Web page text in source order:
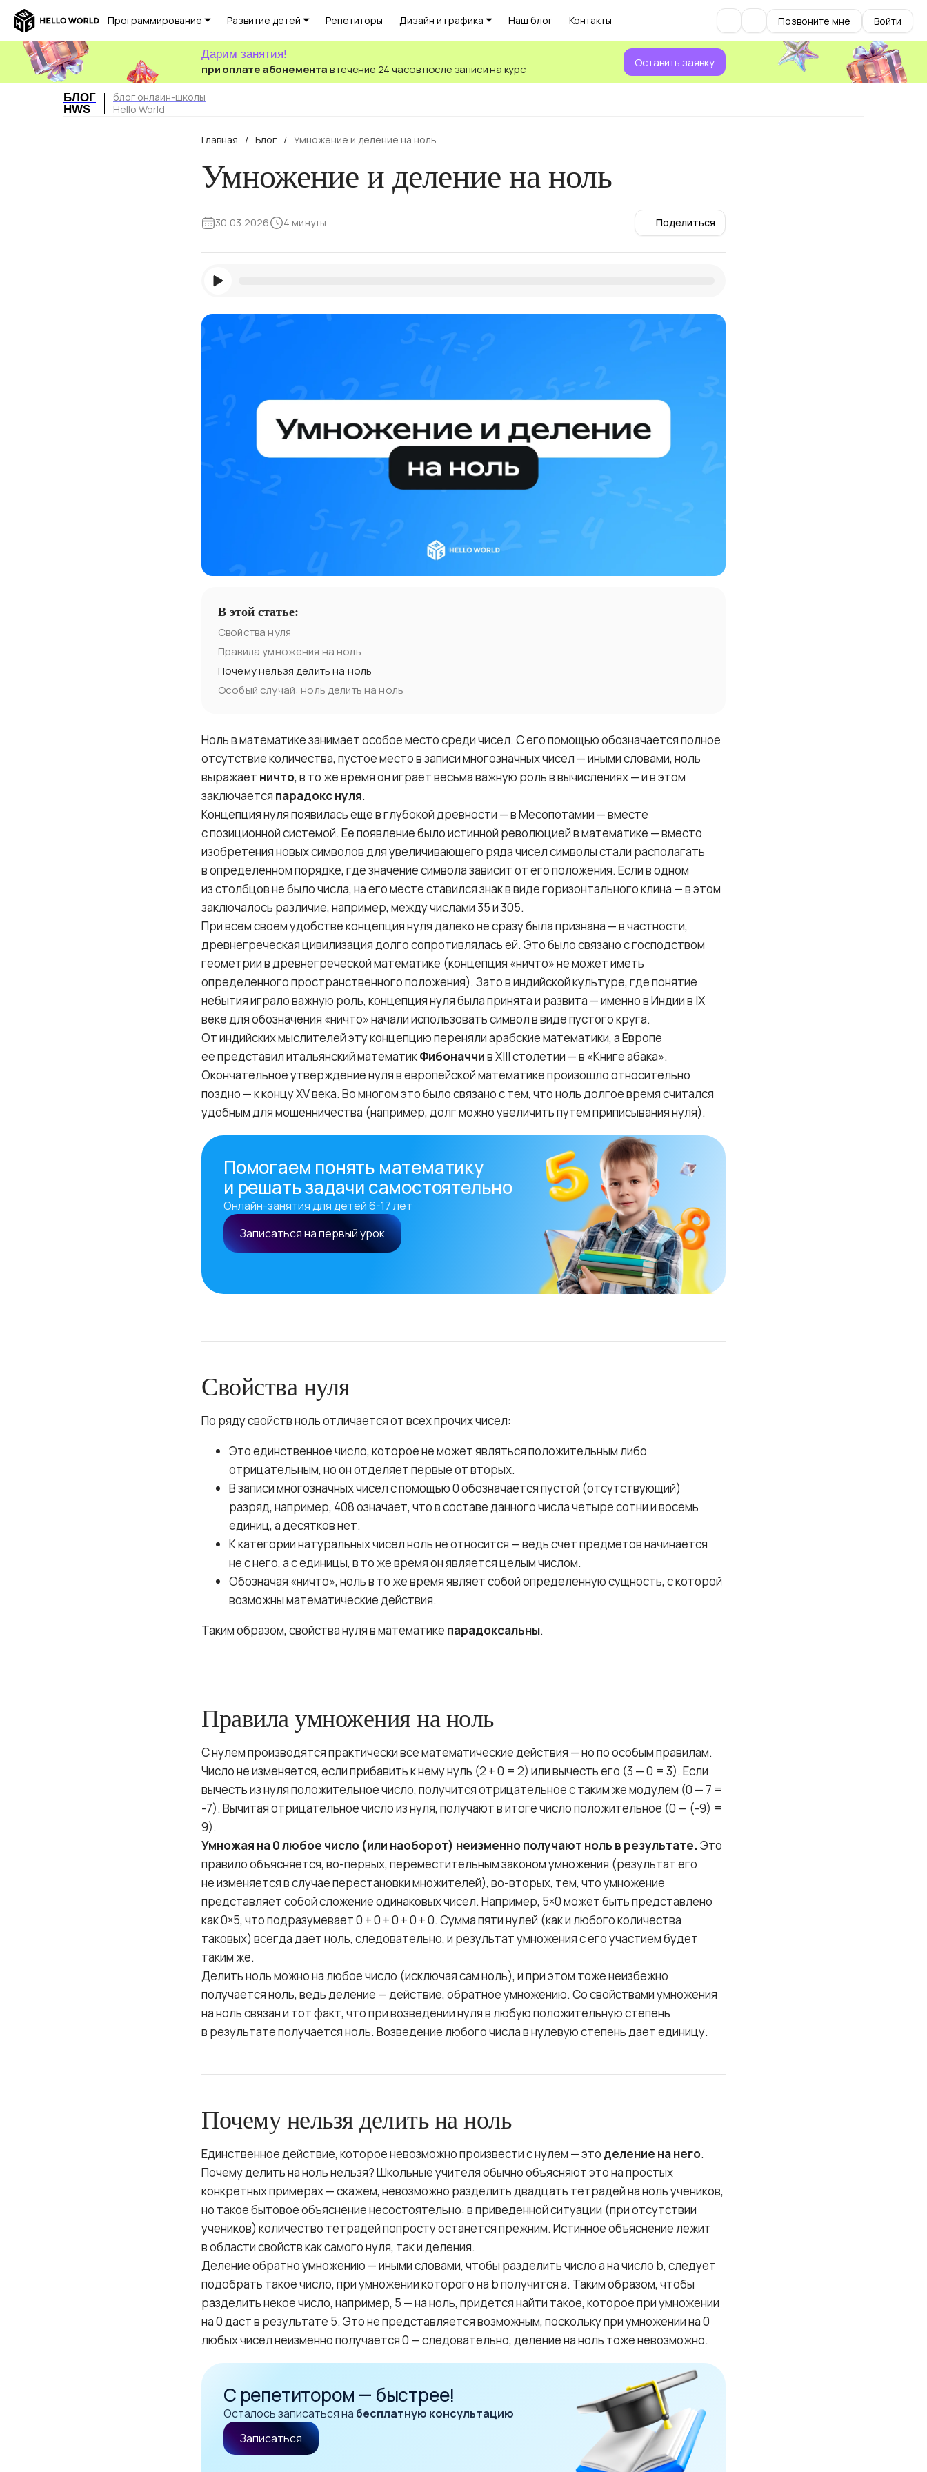
Программирование Развитие детей Репетиторы Дизайн и графика Наш блог Контакты Позвоните мне Войти
при оплате абонементав течение 24 часов после записи на курс
Дарим занятия!
Оставить заявку
БЛОГ
HWS
блог онлайн-школы
Hello World
Главная / Блог / Умножение и деление на ноль
Умножение и деление на ноль
30.03.2026 4 минуты Поделиться
В этой статье:
Свойства нуля
Правила умножения на ноль
Почему нельзя делить на ноль
Особый случай: ноль делить на ноль
Ноль в математике занимает особое место среди чисел. С его помощью обозначается полное
отсутствие количества, пустое место в записи многозначных чисел — иными словами, ноль
выражает ничто, в то же время он играет весьма важную роль в вычислениях — и в этом
заключается парадокс нуля.
Концепция нуля появилась еще в глубокой древности — в Месопотамии — вместе
с позиционной системой. Ее появление было истинной революцией в математике — вместо
изобретения новых символов для увеличивающего ряда чисел символы стали располагать
в определенном порядке, где значение символа зависит от его положения. Если в одном
из столбцов не было числа, на его месте ставился знак в виде горизонтального клина — в этом
заключалось различие, например, между числами 35 и 305.
При всем своем удобстве концепция нуля далеко не сразу была признана — в частности,
древнегреческая цивилизация долго сопротивлялась ей. Это было связано с господством
геометрии в древнегреческой математике (концепция «ничто» не может иметь
определенного пространственного положения). Зато в индийской культуре, где понятие
небытия играло важную роль, концепция нуля была принята и развита — именно в Индии в IX
веке для обозначения «ничто» начали использовать символ в виде пустого круга.
От индийских мыслителей эту концепцию переняли арабские математики, а Европе
ее представил итальянский математикФибоначчив XIII столетии — в «Книге абака».
Окончательное утверждение нуля в европейской математике произошло относительно
поздно — к концу XV века. Во многом это было связано с тем, что ноль долгое время считался
удобным для мошенничества (например, долг можно увеличить путем приписывания нуля).
Помогаем понять математику
и решать задачи самостоятельно
Онлайн-занятия для детей 6-17 лет
Записаться на первый урок
Свойства нуля
По ряду свойств ноль отличается от всех прочих чисел:
Это единственное число, которое не может являться положительным либо
отрицательным, но он отделяет первые от вторых.
В записи многозначных чисел с помощью 0 обозначается пустой (отсутствующий)
разряд, например, 408 означает, что в составе данного числа четыре сотни и восемь
единиц, а десятков нет.
К категории натуральных чисел ноль не относится — ведь счет предметов начинается
не с него, а с единицы, в то же время он является целым числом.
Обозначая «ничто», ноль в то же время являет собой определенную сущность, с которой
возможны математические действия.
Таким образом, свойства нуля в математике парадоксальны.
Правила умножения на ноль
С нулем производятся практически все математические действия — но по особым правилам.
Число не изменяется, если прибавить к нему нуль (2 + 0 = 2) или вычесть его (3 — 0 = 3). Если
вычесть из нуля положительное число, получится отрицательное с таким же модулем (0 — 7 =
-7). Вычитая отрицательное число из нуля, получают в итоге число положительное (0 — (-9) =
9).
Умножая на 0 любое число (или наоборот) неизменно получают ноль в результате.Это
правило объясняется, во-первых, переместительным законом умножения (результат его
не изменяется в случае перестановки множителей), во-вторых, тем, что умножение
представляет собой сложение одинаковых чисел. Например, 5×0 может быть представлено
как 0×5, что подразумевает 0 + 0 + 0 + 0 + 0. Сумма пяти нулей (как и любого количества
таковых) всегда дает ноль, следовательно, и результат умножения с его участием будет
таким же.
Делить ноль можно на любое число (исключая сам ноль), и при этом тоже неизбежно
получается ноль, ведь деление — действие, обратное умножению. Со свойствами умножения
на ноль связан и тот факт, что при возведении нуля в любую положительную степень
в результате получается ноль. Возведение любого числа в нулевую степень дает единицу.
Почему нельзя делить на ноль
Единственное действие, которое невозможно произвести с нулем — это деление на него.
Почему делить на ноль нельзя? Школьные учителя обычно объясняют это на простых
конкретных примерах — скажем, невозможно разделить двадцать тетрадей на ноль учеников,
но такое бытовое объяснение несостоятельно: в приведенной ситуации (при отсутствии
учеников) количество тетрадей попросту останется прежним. Истинное объяснение лежит
в области свойств как самого нуля, так и деления.
Деление обратно умножению — иными словами, чтобы разделить число a на число b, следует
подобрать такое число, при умножении которого на b получится a. Таким образом, чтобы
разделить некое число, например, 5 — на ноль, придется найти такое, которое при умножении
на 0 даст в результате 5. Это не представляется возможным, поскольку при умножении на 0
любых чисел неизменно получается 0 — следовательно, деление на ноль тоже невозможно.
С репетитором — быстрее!
Осталось записаться на бесплатную консультацию
Записаться